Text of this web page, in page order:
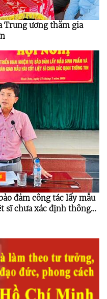
Trung ương thăm gia
đảm công tác lấy mẫu
sĩ chưa xác định thông